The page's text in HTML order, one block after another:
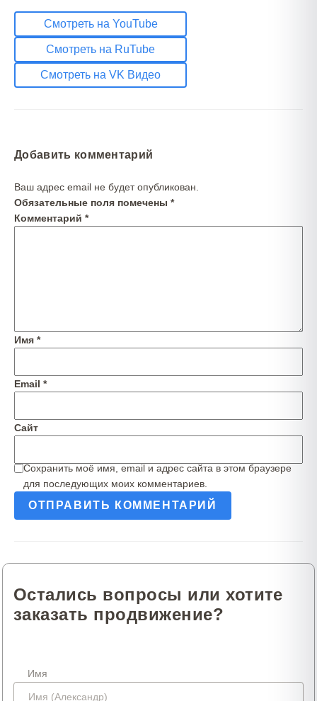
Смотреть на YouTube
Смотреть на RuTube
Смотреть на VK Видео
Добавить комментарий
Ваш адрес email не будет опубликован.
Обязательные поля помечены *
Комментарий *
Имя *
Email *
Сайт
Сохранить моё имя, email и адрес сайта в этом браузере
для последующих моих комментариев.
Остались вопросы или хотите
заказать продвижение?
Имя